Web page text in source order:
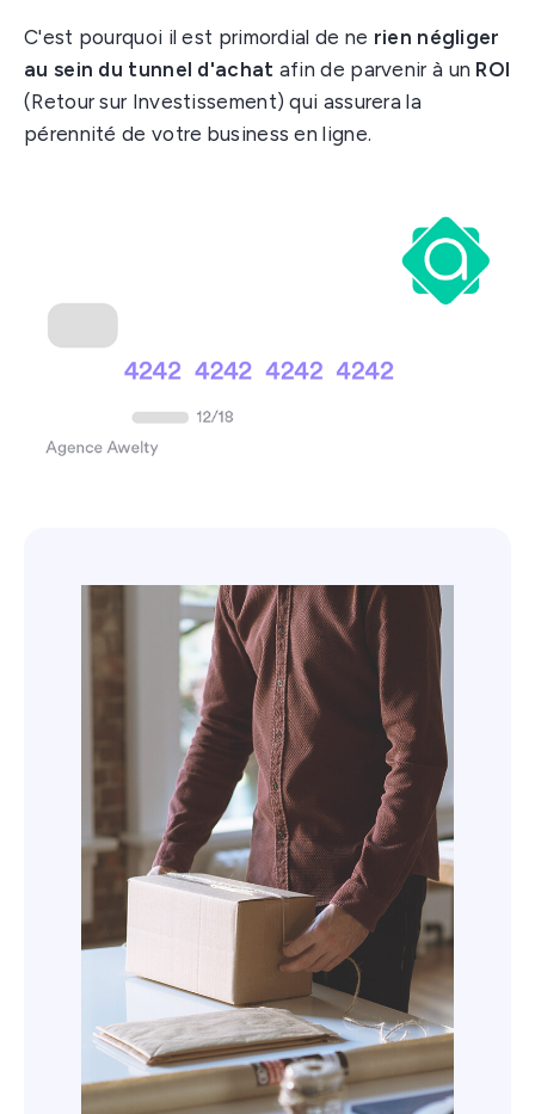
C'est pourquoi il est primordial de ne rien négliger
au sein du tunnel d'achat afin de parvenir à un ROI
(Retour sur Investissement) qui assurera la
pérennité de votre business en ligne.